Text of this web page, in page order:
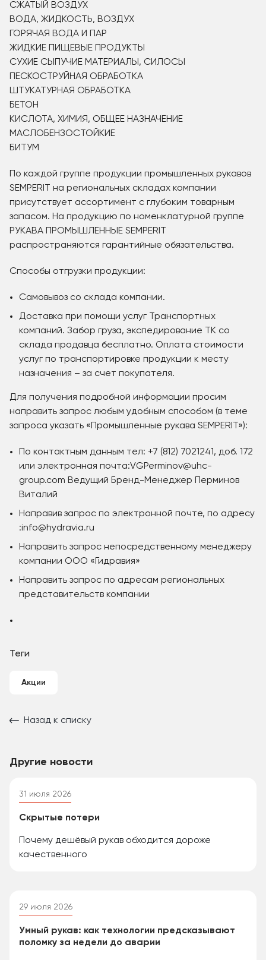
СЖАТЫЙ ВОЗДУХ
ВОДА, ЖИДКОСТЬ, ВОЗДУХ
ГОРЯЧАЯ ВОДА И ПАР
ЖИДКИЕ ПИЩЕВЫЕ ПРОДУКТЫ
СУХИЕ СЫПУЧИЕ МАТЕРИАЛЫ, СИЛОСЫ
ПЕСКОСТРУЙНАЯ ОБРАБОТКА
ШТУКАТУРНАЯ ОБРАБОТКА
БЕТОН
КИСЛОТА, ХИМИЯ, ОБЩЕЕ НАЗНАЧЕНИЕ
МАСЛОБЕНЗОСТОЙКИЕ
БИТУМ
По каждой группе продукции промышленных рукавов
SEMPERIT на региональных складах компании
присутствует ассортимент с глубоким товарным
запасом. На продукцию по номенклатурной группе
РУКАВА ПРОМЫШЛЕННЫЕ SEMPERIT
распространяются гарантийные обязательства.
Способы отгрузки продукции:
Самовывоз со склада компании.
Доставка при помощи услуг Транспортных
компаний. Забор груза, экспедирование ТК со
склада продавца бесплатно. Оплата стоимости
услуг по транспортировке продукции к месту
назначения – за счет покупателя.
Для получения подробной информации просим
направить запрос любым удобным способом (в теме
запроса указать «Промышленные рукава SEMPERIT»):
По контактным данным тел: +7 (812) 7021241, доб. 172
или электронная почта:VGPerminov@uhc-
group.com Ведущий Бренд-Менеджер Перминов
Виталий
Направив запрос по электронной почте, по адресу
:info@hydravia.ru
Направить запрос непосредственному менеджеру
компании ООО «Гидравия»
Направить запрос по адресам региональных
представительств компании
Теги
Акции
Назад к списку
Другие новости
31 июля 2026
Скрытые потери
Почему дешёвый рукав обходится дороже
качественного
29 июля 2026
Умный рукав: как технологии предсказывают
поломку за недели до аварии